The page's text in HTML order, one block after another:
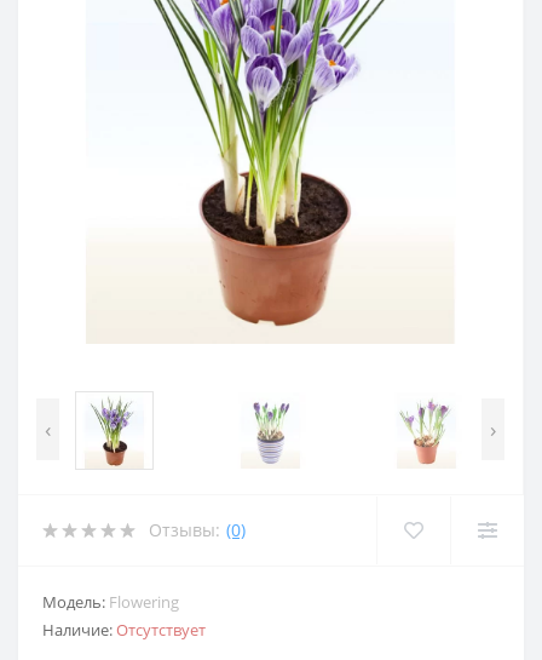
‹ ›
Отзывы: (0)
Модель: Flowering
Наличие:Отсутствует